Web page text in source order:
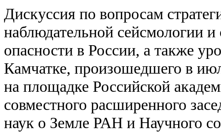
Дискуссия по вопросам
наблюдательной сейсмологии
опасности в России, а также
Камчатке, произошедшего в
на площадке Российской
совместного расширенного
наук о Земле РАН и Научного